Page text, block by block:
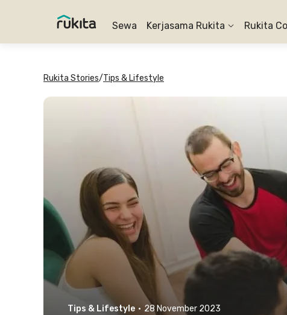
Sewa Kerjasama Rukita Rukita
Rukita Stories/Tips & Lifestyle
Tips & Lifestyle · 28 November 2023